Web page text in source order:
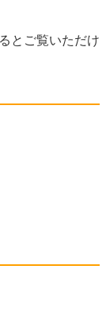
とご覧いただけ